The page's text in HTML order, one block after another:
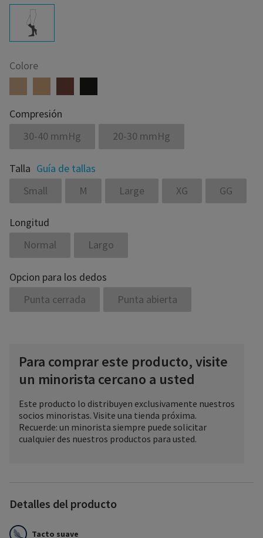
Colore
Compresión
30-40 mmHg
20-30 mmHg
Talla Guía de tallas
Small
M Large XG GG
Longitud
Normal
Largo
Opcion para los dedos
Punta cerrada
Punta abierta
Para comprar este producto, visite
un minorista cercano a usted
Este producto lo distribuyen exclusivamente nuestros
socios minoristas. Visite una tienda próxima.
Recuerde: un minorista siempre puede solicitar
cualquier des nuestros productos para usted.
Detalles del producto
Tacto suave